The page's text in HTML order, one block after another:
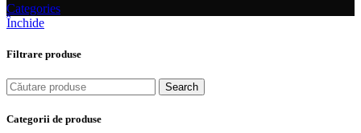
Categories
Închide
Filtrare produse
Search
Categorii de produse